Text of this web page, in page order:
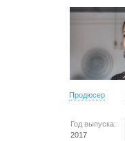
Продюсер
Год выпуска:
2017